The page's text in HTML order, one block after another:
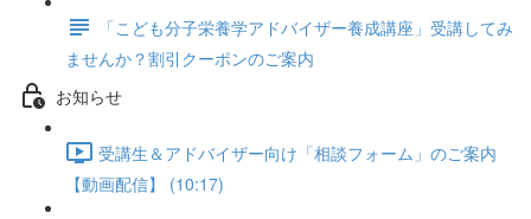
「こども分子栄養学アドバイザー養成講座」受講してみ
ませんか？割引クーポンのご案内
お知らせ
受講生＆アドバイザー向け「相談フォーム」のご案内
【動画配信】 (10:17)